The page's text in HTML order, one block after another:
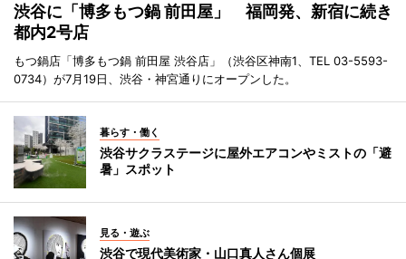
渋谷に「博多もつ鍋 前田屋」 福岡発、新宿に続き
都内2号店
もつ鍋店「博多もつ鍋 前田屋 渋谷店」（渋谷区神南1、TEL 03-5593-
0734）が7月19日、渋谷・神宮通りにオープンした。
暮らす・働く
渋谷サクラステージに屋外エアコンやミストの「避
暑」スポット
見る・遊ぶ
渋谷で現代美術家・山口真人さん個展